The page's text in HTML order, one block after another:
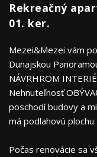
Rekreačný
01. ker.
Mezei&Mezei vám
Dunajskou
NÁVRHROM
Nehnuteľnosť
poschodí budovy a
má podlahovú plochu
Počas renovácie sa